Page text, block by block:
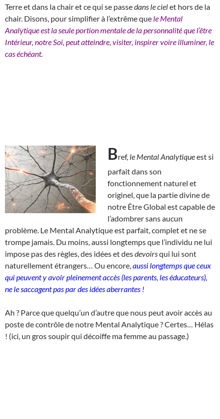
Terre et dans la chair et ce qui se passedans le cielet hors de la
chair. Disons, pour simplifier à l’extrême que le Mental
Analytique est la seule portion mentale de la personnalité que l’être
Intérieur, notre Soi, peut atteindre, visiter, inspirer voire illuminer, le
cas échéant.
Bref, le Mental Analytiqueest si
parfait dans son
fonctionnement naturel et
originel, que la partie divine de
notre Être Global est capable de
l’adombrer sans aucun
problème. Le Mental Analytique est parfait, complet et ne se
trompe jamais. Du moins, aussi longtemps que l’individu ne lui
impose pas des règles, des idées et desdevoirsqui lui sont
naturellement étrangers… Ou encore, aussi longtemps que ceux
qui peuvent y avoir pleinement accès (les parents, les éducateurs),
ne le saccagent pas par des idées aberrantes !
Ah ? Parce que quelqu’un d’autre que nous peut avoir accès au
poste de contrôle de notre Mental Analytique ? Certes… Hélas
! (ici, un gros soupir qui décoiffe ma femme au passage.)